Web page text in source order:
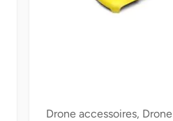
Drone accessoires, Drone